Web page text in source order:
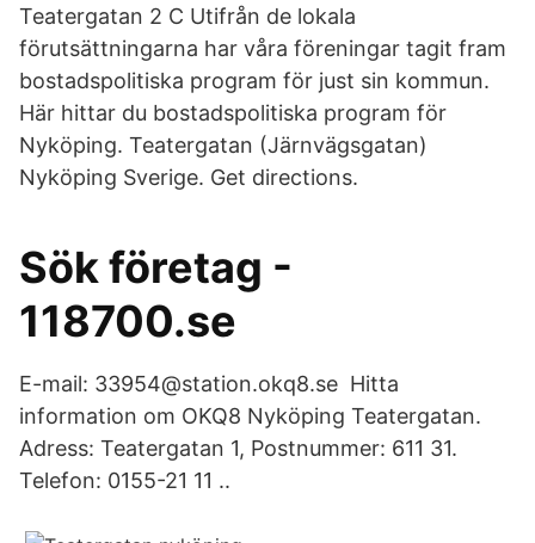
Teatergatan 2 C Utifrån de lokala
förutsättningarna har våra föreningar tagit fram
bostadspolitiska program för just sin kommun.
Här hittar du bostadspolitiska program för
Nyköping. Teatergatan (Järnvägsgatan)
Nyköping Sverige. Get directions.
Sök företag -
118700.se
E-mail: 33954@station.okq8.se Hitta
information om OKQ8 Nyköping Teatergatan.
Adress: Teatergatan 1, Postnummer: 611 31.
Telefon: 0155-21 11 ..